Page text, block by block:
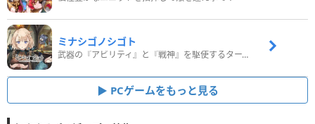
ミナシゴノシゴト
武器の『アビリティ』と『戦神』を駆使するターン制コマンドバトルRPG！
PCゲームをもっと見る